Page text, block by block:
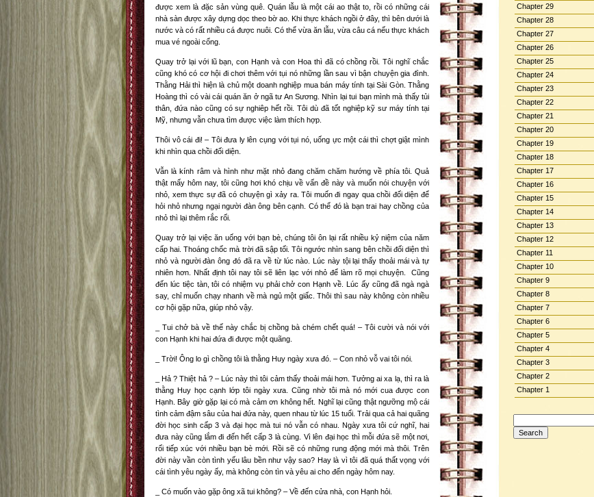
Chapter 29
Chapter 28
Chapter 27
Chapter 26
Chapter 25
Chapter 24
Chapter 23
Chapter 22
Chapter 21
Chapter 20
Chapter 19
Chapter 18
Chapter 17
Chapter 16
Chapter 15
Chapter 14
Chapter 13
Chapter 12
Chapter 11
Chapter 10
Chapter 9
Chapter 8
Chapter 7
Chapter 6
Chapter 5
Chapter 4
Chapter 3
Chapter 2
Chapter 1
Search
for:
được xem là đặc sản vùng quê. Quán lẫu là một cái ao thật to, rồi có những cái
nhà sàn được xây dựng dọc theo bờ ao. Khi thực khách ngồi ở đây, thì bên dưới là
nước và có rất nhiều cá được nuôi. Có thể vừa ăn lẫu, vừa câu cá nếu thực khách
mua vé ngoài cổng.
Quay trở lại với lũ bạn, con Hạnh và con Hoa thì đã có chồng rồi. Tôi nghĩ chắc
cũng khó có cơ hội đi chơi thêm với tụi nó những lần sau vì bận chuyện gia đình.
Thằng Hải thì hiện là chủ một doanh nghiệp mua bán máy tính tại Sài Gòn. Thằng
Hoàng thì có vài cái quán ăn ở ngã tư An Sương. Nhìn lại tui bạn mình mà thấy tủi
thân, đứa nào cũng có sự nghiêp hết rồi. Tôi dù đã tốt nghiệp kỹ sư máy tính tại
Mỹ, nhưng vẫn chưa tìm được việc làm thích hợp.
Thôi vô cái đi! – Tôi đưa ly lên cụng với tụi nó, uống ực một cái thì chợt giật mình
khi nhìn qua chồi đối diện.
Vẫn là kính râm và hình như mặt nhỏ đang chăm chăm hướng về phía tôi. Quả
thật mấy hôm nay, tôi cũng hơi khó chịu về vấn đề này và muốn nói chuyện với
nhỏ, xem thực sự đã có chuyện gì xảy ra. Tôi muốn đi ngay qua chồi đối diện để
hỏi nhỏ nhưng ngại người đàn ông bên cạnh. Có thể đó là bạn trai hay chồng của
nhỏ thì lại thêm rắc rối.
Quay trở lại việc ăn uống với bạn bè, chúng tôi ôn lại rất nhiều kỷ niệm của năm
cấp hai. Thoáng chốc mà trời đã sập tối. Tôi ngước nhìn sang bên chồi đối diện thì
nhỏ và người đàn ông đó đã ra về từ lúc nào. Lúc này tội lại thấy thoải mái và tự
nhiên hơn. Nhất định tôi nay tôi sẽ liên lạc với nhỏ để làm rõ mọi chuyện. Cũng
đến lúc tiệc tàn, tôi có nhiệm vụ phải chở con Hạnh về. Lúc ấy cũng đã ngà ngà
say, chỉ muốn chạy nhanh về mà ngủ một giấc. Thôi thì sau này không còn nhiều
cơ hội gặp nữa, giúp nhỏ vậy.
_ Tui chở bà về thế này chắc bị chồng bà chém chết quá! – Tôi cười và nói với
con Hạnh khi hai đứa đi được một quãng.
_ Trời! Ông lo gì chồng tôi là thằng Huy ngày xưa đó. – Con nhỏ vỗ vai tôi nói.
_ Hả ? Thiệt hả ? – Lúc này thì tôi cảm thấy thoải mái hơn. Tưởng ai xa lạ, thì ra là
thằng Huy học cạnh lớp tôi ngày xưa. Cũng nhờ tôi mà nó mới cua được con
Hạnh. Bây giờ gặp lại có mà cảm ơn không hết. Nghĩ lại cũng thật ngưỡng mộ cái
tình cảm đậm sâu của hai đứa này, quen nhau từ lúc 15 tuổi. Trải qua cả hai quãng
đời học sinh cấp 3 và đại học mà tui nó vẫn có nhau. Ngày xưa tôi cứ nghĩ, hai
đưa này cũng lắm đi đến hết cấp 3 là cùng. Vì lên đại học thì mỗi đứa sẽ một nơi,
rối tiếp xúc với nhiều bạn bè mới. Rồi sẽ có những rung động mới mà thôi. Trên
đời này vần còn tình yếu lâu bền như vậy sao? Hay là vì tôi đã quá thất vọng với
cái tình yêu ngày ấy, mà không còn tìn và yêu ai cho đến ngày hôm nay.
_ Có muốn vào gặp ông xã tui không? – Về đến cửa nhà, con Hạnh hỏi.